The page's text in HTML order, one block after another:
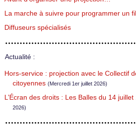
La marche à suivre pour programmer un
Diffuseurs spécialisés
Actualité :
Hors-service : projection avec le Collectif
citoyennes (Mercredi 1er juillet 2026)
L’Écran des droits : Les Balles du 14 juillet
2026)